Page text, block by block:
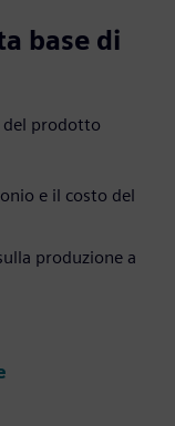
base di
del prodotto
e il costo del
produzione a